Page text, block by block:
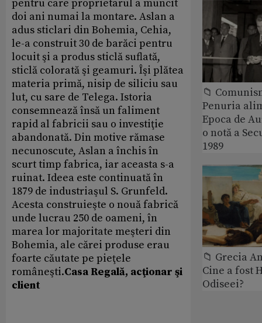
pentru care proprietarul a muncit
doi ani numai la montare. Aslan a
adus sticlari din Bohemia, Cehia,
le-a construit 30 de barăci pentru
locuit şi a produs sticlă suflată,
sticlă colorată şi geamuri. Îşi plătea
materia primă, nisip de siliciu sau
lut, cu sare de Telega. Istoria
consemnează însă un faliment
rapid al fabricii sau o investiţie
abandonată. Din motive rămase
necunoscute, Aslan a închis în
scurt timp fabrica, iar aceasta s-a
ruinat. Ideea este continuată în
1879 de industriaşul S. Grunfeld.
Acesta construieşte o nouă fabrică
unde lucrau 250 de oameni, în
marea lor majoritate meşteri din
Bohemia, ale cărei produse erau
foarte căutate pe pieţele
româneşti.Casa Regală, acţionar şi
client
📁
Penuria
Epoca de
o notă a
1989
📁 Grecia
Cine a fost
Odiseei?